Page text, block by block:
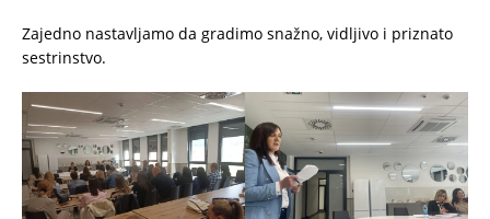
Zajedno nastavljamo da gradimo snažno, vidljivo i priznato
sestrinstvo.